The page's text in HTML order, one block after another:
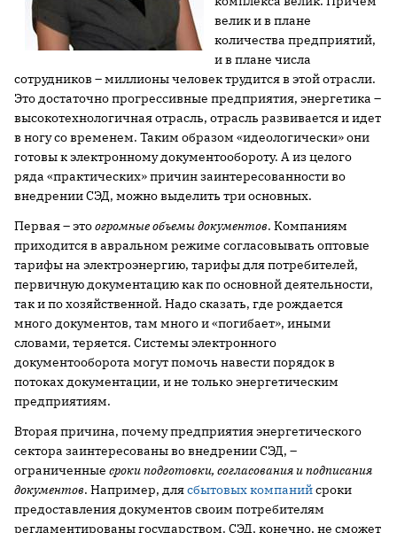
велик и в плане
количества предприятий,
и в плане числа
сотрудников – миллионы человек трудится в этой отрасли.
Это достаточно прогрессивные предприятия, энергетика –
высокотехнологичная отрасль, отрасль развивается и идет
в ногу со временем. Таким образом «идеологически» они
готовы к электронному документообороту. А из целого
ряда «практических» причин заинтересованности во
внедрении СЭД, можно выделить три основных.
Первая – этоогромные объемы документов. Компаниям
приходится в авральном режиме согласовывать оптовые
тарифы на электроэнергию, тарифы для потребителей,
первичную документацию как по основной деятельности,
так и по хозяйственной. Надо сказать, где рождается
много документов, там много и «погибает», иными
словами, теряется. Системы электронного
документооборота могут помочь навести порядок в
потоках документации, и не только энергетическим
предприятиям.
Вторая причина, почему предприятия энергетического
сектора заинтересованы во внедрении СЭД, –
ограниченные сроки подготовки, согласования и подписания
документов. Например, длясбытовых компанийсроки
предоставления документов своим потребителям
регламентированы государством. СЭД, конечно, не сможет